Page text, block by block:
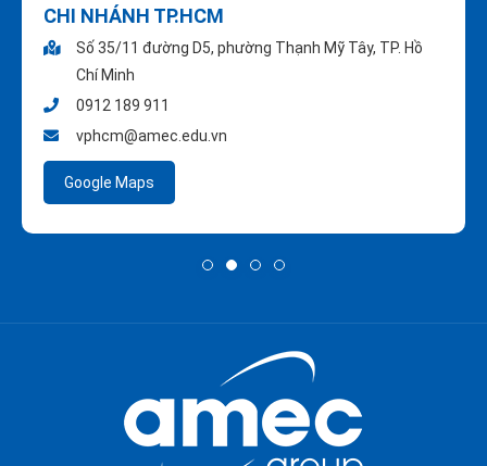
CHI NHÁNH TP.HCM
Số 35/11 đường D5, phường Thạnh Mỹ Tây, TP. Hồ
Chí Minh
0912 189 911
vphcm@amec.edu.vn
Google Maps